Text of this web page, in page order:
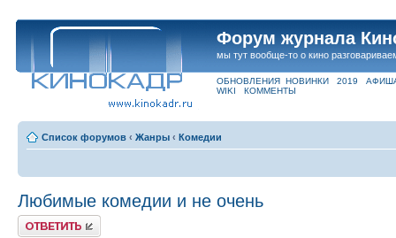
Форум журнала
мы тут вообще-то о кино
ОБНОВЛЕНИЯ НОВИНКИ 2019
WIKI
КОММЕНТЫ
Список форумов ‹ Жанры ‹ Комедии
Любимые комедии и не очень
Ответить